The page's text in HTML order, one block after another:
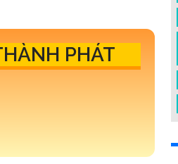
PHÁT